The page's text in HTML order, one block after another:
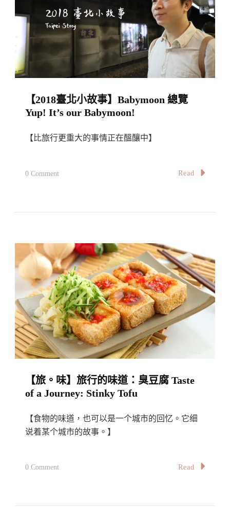
【2018臺北小故事】Babymoon 總覽
Yup! It’s our Babymoon!
【比旅行更重大的事情正在醞釀中】
0 CommentOn
故
事】
Babymoon
總
覽
Yup!
It’s
Our
Read
【旅。味】旅行的味道：臭豆腐 Taste
of a Journey: Stinky Tofu
【食物的味道，也可以是一个城市的回忆。它细
说着某个城市的故事。】
0 CommentOn
Read